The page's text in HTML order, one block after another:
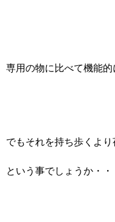
専用の物に比べて機能的
でもそれを持ち歩くよ
という事でしょうか・・